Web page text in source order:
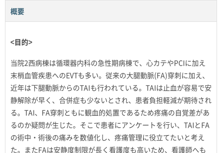
概要
<目的>
当院2西病棟は循環器内科の急性期病棟で、心カテやPCIに加え
末梢血管疾患へのEVTも多い。従来の大腿動脈(FA)穿刺に加え、
近年は下腿動脈からのTAIも行われている。TAIは止血が容易で安
静解除が早く、合併症も少ないとされ、患者負担軽減が期待され
る。TAI、FA穿刺ともに観血的処置であるため疼痛の自覚差があ
るのか疑問が生じた。そこで患者にアンケートを行い、TAIとFA
の術中・術後の痛みを数値化し、疼痛管理に役立てたいと考え
た。またFAは安静度制限が長く看護度も高いため、看護師へも